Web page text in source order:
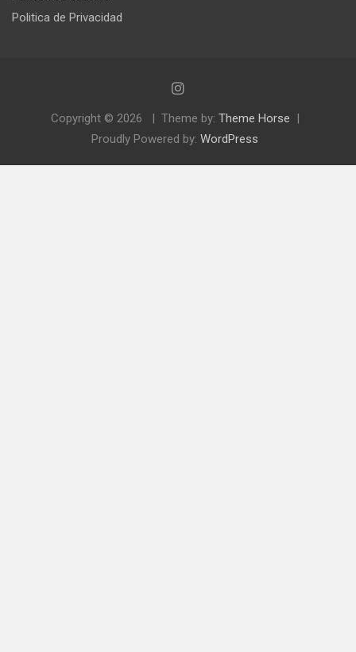
Politica de Privacidad
Copyright © 2026 Theme by: Theme Horse
Proudly Powered by: WordPress